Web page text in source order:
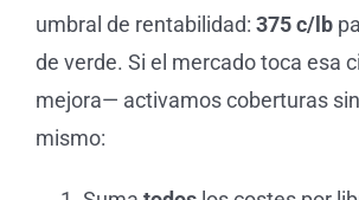
umbral de rentabilidad: 375 c/lb
de verde. Si el mercado toca esa
mejora— activamos coberturas
mismo: